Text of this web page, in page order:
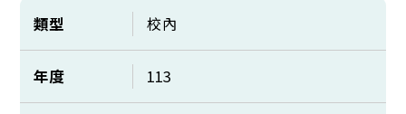
類型 校內
年度 113